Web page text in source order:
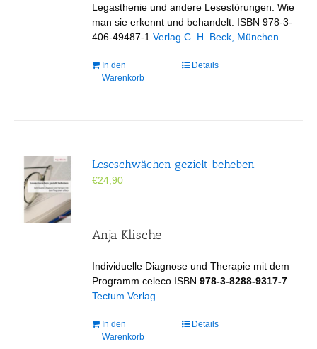
Legasthenie und andere Lesestörungen. Wie
man sie erkennt und behandelt. ISBN 978-3-
406-49487-1Verlag C. H. Beck, München
In den
Warenkorb
Details
Leseschwächen gezielt beheben
€24,90
Anja Klische
Individuelle Diagnose und Therapie mit dem
Programm celeco ISBN 978-3-8288-9317-7
Tectum Verlag
In den
Warenkorb
Details